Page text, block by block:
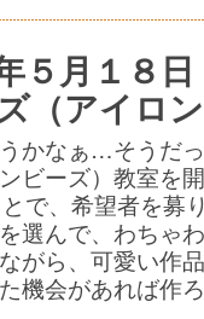
５月１８日
（アイロ
かなぁ…そうだ
ビーズ）教室を
で、希望者を募
選んで、わちゃ
がら、可愛い作
機会があれば作